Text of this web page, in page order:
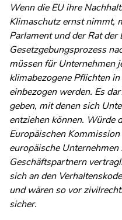
Wenn die EU ihre
Klimaschutz ernst nimmt,
Parlament und der Rat
Gesetzgebungsprozess
müssen für Unternehmen
klimabezogene Pflichten
einbezogen werden. Es
geben, mit denen sich
entziehen können. Würde
Europäischen
europäische
Geschäftspartnern
sich an den
und wären so vor
sicher.